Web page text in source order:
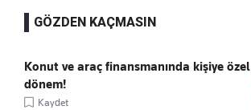
GÖZDEN KAÇMASIN
Konut ve araç finansmanında kişiye özel
dönem!
Kaydet